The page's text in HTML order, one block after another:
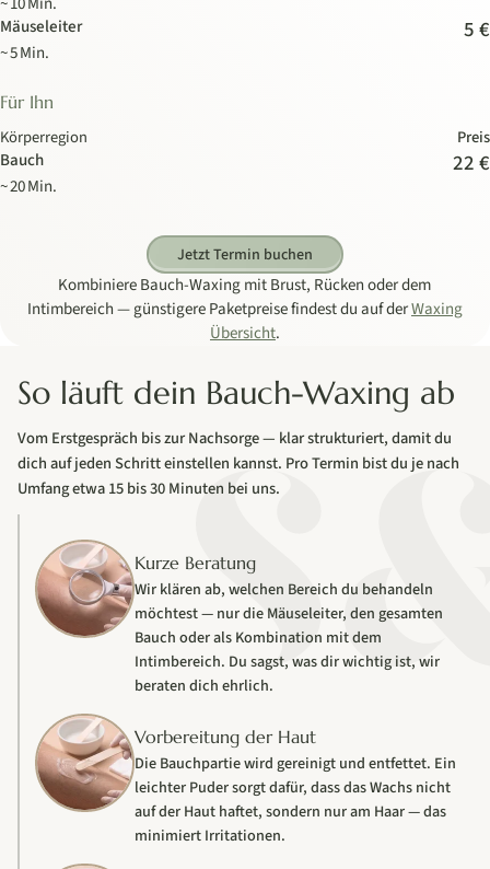
Mäuseleiter
~ 5 Min.
5 €
Für Ihn
Körperregion
Preis
Bauch
~ 20 Min.
22 €
Jetzt Termin buchen
Kombiniere Bauch-Waxing mit Brust, Rücken oder dem
Intimbereich — günstigere Paketpreise findest du auf derWaxing
Übersicht.
So läuft dein Bauch-Waxing ab
Vom Erstgespräch bis zur Nachsorge — klar strukturiert, damit du
dich auf jeden Schritt einstellen kannst. Pro Termin bist du je nach
Umfang etwa 15 bis 30 Minuten bei uns.
Kurze Beratung
Wir klären ab, welchen Bereich du behandeln
möchtest — nur die Mäuseleiter, den gesamten
Bauch oder als Kombination mit dem
Intimbereich. Du sagst, was dir wichtig ist, wir
beraten dich ehrlich.
Vorbereitung der Haut
Die Bauchpartie wird gereinigt und entfettet. Ein
leichter Puder sorgt dafür, dass das Wachs nicht
auf der Haut haftet, sondern nur am Haar — das
minimiert Irritationen.